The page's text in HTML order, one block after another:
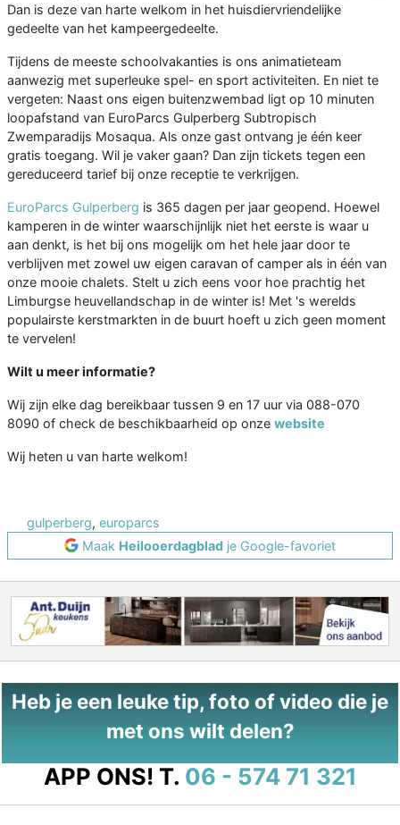
Dan is deze van harte welkom in het huisdiervriendelijke
gedeelte van het kampeergedeelte.
Tijdens de meeste schoolvakanties is ons animatieteam
aanwezig met superleuke spel- en sport activiteiten. En niet te
vergeten: Naast ons eigen buitenzwembad ligt op 10 minuten
loopafstand van EuroParcs Gulperberg Subtropisch
Zwemparadijs Mosaqua. Als onze gast ontvang je één keer
gratis toegang. Wil je vaker gaan? Dan zijn tickets tegen een
gereduceerd tarief bij onze receptie te verkrijgen.
EuroParcs Gulperberg is 365 dagen per jaar geopend. Hoewel
kamperen in de winter waarschijnlijk niet het eerste is waar u
aan denkt, is het bij ons mogelijk om het hele jaar door te
verblijven met zowel uw eigen caravan of camper als in één van
onze mooie chalets. Stelt u zich eens voor hoe prachtig het
Limburgse heuvellandschap in de winter is! Met 's werelds
populairste kerstmarkten in de buurt hoeft u zich geen moment
te vervelen!
Wilt u meer informatie?
Wij zijn elke dag bereikbaar tussen 9 en 17 uur via 088-070
8090 of check de beschikbaarheid op onze website
Wij heten u van harte welkom!
gulperberg, europarcs
Maak Heilooerdagblad je Google-favoriet
Heb je een leuke tip, foto of video die je
met ons wilt delen?
APP ONS! T. 06 - 574 71 321